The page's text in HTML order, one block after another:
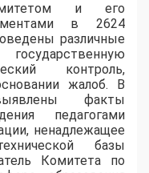
и его
в 2624
различные
контроль,
жалоб. В
факты
педагогами
ненадлежащее
базы
Комитета по